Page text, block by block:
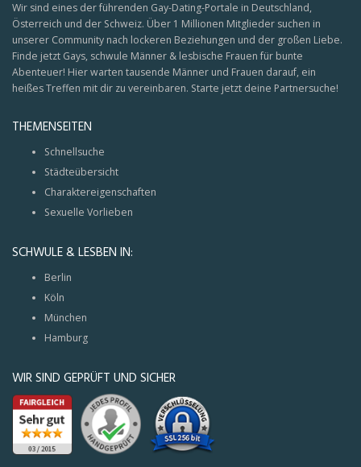
Wir sind eines der führenden Gay-Dating-Portale in Deutschland,
Österreich und der Schweiz. Über 1 Millionen Mitglieder suchen in
unserer Community nach lockeren Beziehungen und der großen Liebe.
Finde jetzt Gays, schwule Männer & lesbische Frauen für bunte
Abenteuer! Hier warten tausende Männer und Frauen darauf, ein
heißes Treffen mit dir zu vereinbaren. Starte jetzt deine Partnersuche!
THEMENSEITEN
Schnellsuche
Städteübersicht
Charaktereigenschaften
Sexuelle Vorlieben
SCHWULE & LESBEN IN:
Berlin
Köln
München
Hamburg
WIR SIND GEPRÜFT UND SICHER